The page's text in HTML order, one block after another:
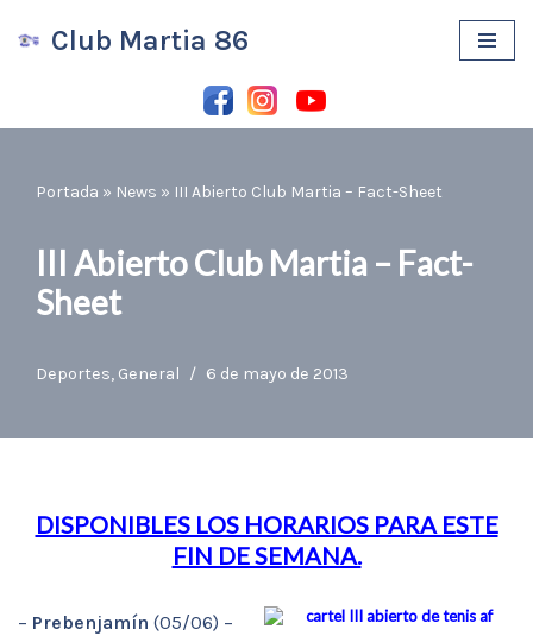
contenido
Club Martia 86
Portada » News » III Abierto Club Martia – Fact-Sheet
III Abierto Club Martia – Fact-
Sheet
Deportes, General 6 de mayo de 2013
DISPONIBLES LOS HORARIOS PARA ESTE
FIN DE SEMANA.
– Prebenjamín (05/06) –